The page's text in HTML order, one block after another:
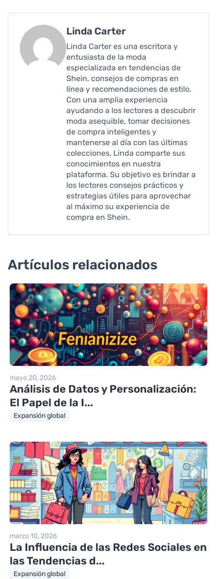
Linda Carter
Linda Carter es una escritora y
entusiasta de la moda
especializada en tendencias de
Shein, consejos de compras en
línea y recomendaciones de estilo.
Con una amplia experiencia
ayudando a los lectores a descubrir
moda asequible, tomar decisiones
de compra inteligentes y
mantenerse al día con las últimas
colecciones, Linda comparte sus
conocimientos en nuestra
plataforma. Su objetivo es brindar a
los lectores consejos prácticos y
estrategias útiles para aprovechar
al máximo su experiencia de
compra en Shein.
Artículos relacionados
mayo 20, 2026
Análisis de Datos y Personalización:
El Papel de la I...
Expansión global
marzo 10, 2026
La Influencia de las Redes Sociales en
las Tendencias d...
Expansión global